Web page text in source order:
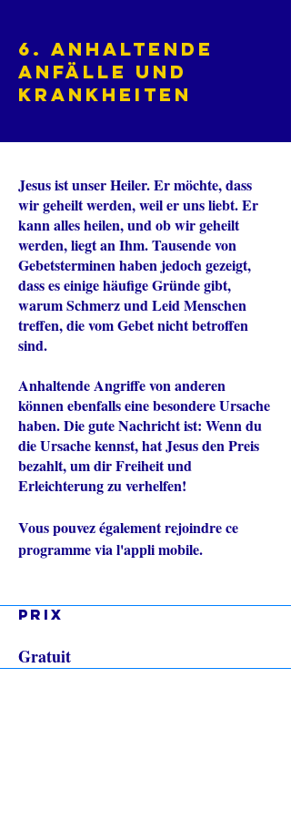
6. Anhaltende
Anfälle und
Krankheiten
Jesus ist unser Heiler. Er möchte, dass
wir geheilt werden, weil er uns liebt. Er
kann alles heilen, und ob wir geheilt
werden, liegt an Ihm. Tausende von
Gebetsterminen haben jedoch gezeigt,
dass es einige häufige Gründe gibt,
warum Schmerz und Leid Menschen
treffen, die vom Gebet nicht betroffen
sind.
Anhaltende Angriffe von anderen
können ebenfalls eine besondere Ursache
haben. Die gute Nachricht ist: Wenn du
die Ursache kennst, hat Jesus den Preis
bezahlt, um dir Freiheit und
Erleichterung zu verhelfen!
Vous pouvez également rejoindre ce
programme via l'appli mobile.
Prix
Gratuit